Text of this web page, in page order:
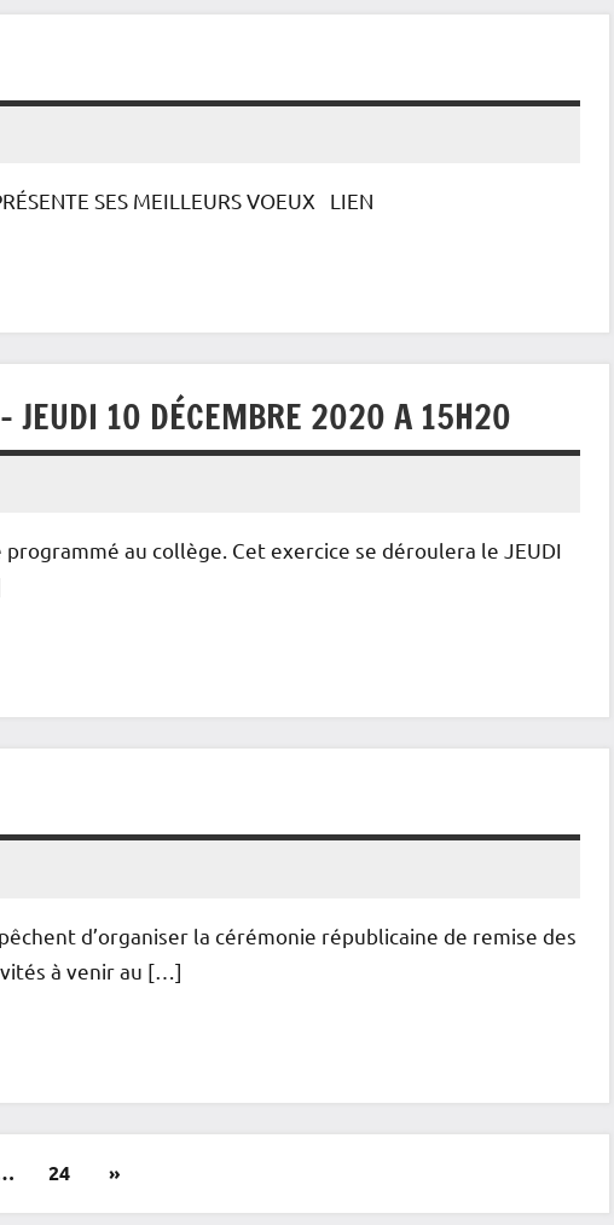
SES MEILLEURS VOEUX LIEN
JEUDI 10 DÉCEMBRE 2020 A 15H20
au collège. Cet exercice se déroulera le JEUDI
d’organiser la cérémonie républicaine de remise des
à venir au […]
24
Articles
»